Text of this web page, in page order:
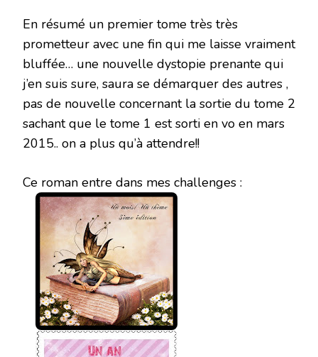
En résumé un premier tome très très
prometteur avec une fin qui me laisse vraiment
bluffée… une nouvelle dystopie prenante qui
j’en suis sure, saura se démarquer des autres ,
pas de nouvelle concernant la sortie du tome 2
sachant que le tome 1 est sorti en vo en mars
2015.. on a plus qu’à attendre!!
Ce roman entre dans mes challenges :